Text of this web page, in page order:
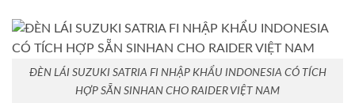
ĐÈN LÁI SUZUKI SATRIA FI NHẬP KHẨU INDONESIA CÓ TÍCH
HỢP SẴN SINHAN CHO RAIDER VIỆT NAM